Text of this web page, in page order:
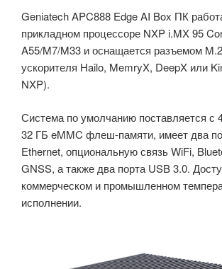
Geniatech APC888 Edge AI Box ПК
прикладном процессоре NXP i.MX 95
A55/M7/M33 и оснащается разъемом
ускорителя Hailo, MemryX, DeepX или
NXP).
Система по умолчанию поставляется с
32 ГБ eMMC флеш-памяти, имеет два
Ethernet, опциональную связь WiFi,
GNSS, а также два порта USB 3.0.
коммерческом и промышленном
исполнении.